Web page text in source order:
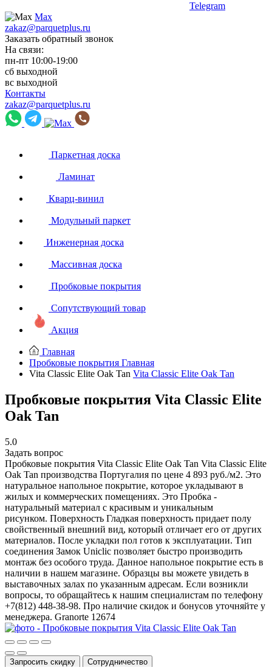
Telegram
Max
zakaz@parquetplus.ru
Заказать обратный звонок
На связи:
пн-пт 10:00-19:00
сб выходной
вс выходной
Контакты
zakaz@parquetplus.ru
Паркетная доска
Ламинат
Кварц-винил
Модульный паркет
Инженерная доска
Массивная доска
Пробковые покрытия
Сопутствующий товар
Акция
Главная
Пробковые покрытия Главная
Vita Classic Elite Oak Tan Vita Classic Elite Oak Tan
Пробковые покрытия Vita Classic Elite
Oak Tan
5.0
Задать вопрос
Пробковые покрытия Vita Classic Elite Oak Tan Vita Classic Elite
Oak Tan производства Португалия по цене 4 893 руб./м2. Это
натуральное напольное покрытие, которое укладывают в
жилых и коммерческих помещениях. Это Пробка -
натуральный материал с красивым и уникальным
рисунком. Поверхность Гладкая поверхность придает полу
свойственный внешний вид, который отличает его от других
материалов. После укладки пол готов к эксплуатации. Тип
соединения Замок Uniclic позволяет быстро производить
монтаж без особого труда. Данное напольное покрытие есть в
наличии в нашем магазине. Образцы вы можете увидеть в
выставочных залах по указанным адресам. Если возникли
вопросы, то обращайтесь к нашим специалистам по телефону
+7(812) 448-38-98. Про наличие скидок и бонусов уточняйте у
менеджера. Granorte 12674
Запросить скидку Сотрудничество